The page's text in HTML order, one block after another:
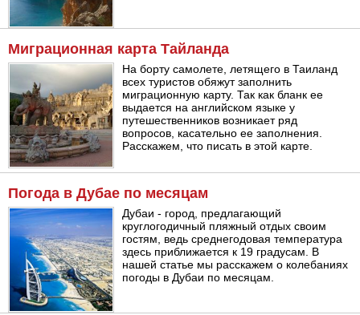
Миграционная карта Тайланда
На борту самолете, летящего в Таиланд
всех туристов обяжут заполнить
миграционную карту. Так как бланк ее
выдается на английском языке у
путешественников возникает ряд
вопросов, касательно ее заполнения.
Расскажем, что писать в этой карте.
Погода в Дубае по месяцам
Дубаи - город, предлагающий
круглогодичный пляжный отдых своим
гостям, ведь среднегодовая температура
здесь приближается к 19 градусам. В
нашей статье мы расскажем о колебаниях
погоды в Дубаи по месяцам.